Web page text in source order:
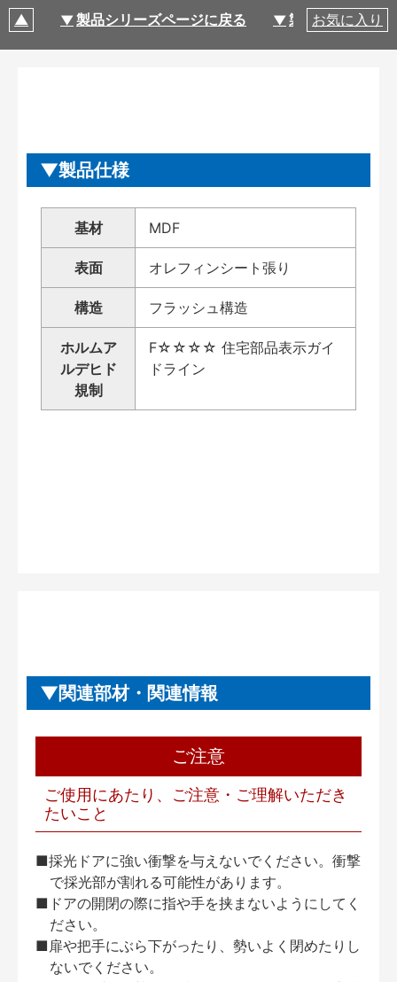
製品シリーズページに戻る 製品仕様
お気に入り
製品仕様
基材 MDF
表面 オレフィンシート張り
構造 フラッシュ構造
ホルムア
ルデヒド
規制
F☆☆☆☆ 住宅部品表示ガイ
ドライン
関連部材・関連情報
ご注意
ご使用にあたり、ご注意・ご理解いただき
たいこと
■採光ドアに強い衝撃を与えないでください。衝撃
で採光部が割れる可能性があります。
■ドアの開閉の際に指や手を挟まないようにしてく
ださい。
■扉や把手にぶら下がったり、勢いよく閉めたりし
ないでください。